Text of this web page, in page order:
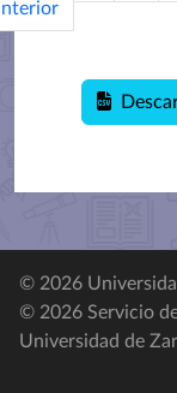
© 2026
© 2026 Servicio
Universidad de